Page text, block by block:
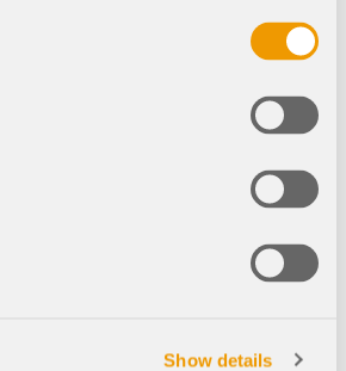
Show details
positiva
molto le risposte immediate e
che riceviamo da Dlubal. Rende il